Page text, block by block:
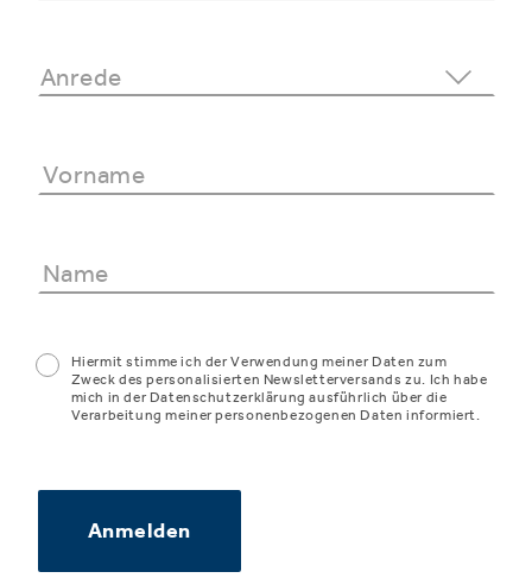
Hiermit stimme ich der Verwendung meiner Daten zum
Zweck des personalisierten Newsletterversands zu. Ich habe
mich in der Datenschutzerklärung ausführlich über die
Verarbeitung meiner personenbezogenen Daten informiert.
Anmelden